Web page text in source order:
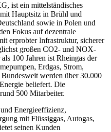
ist ein mittelständisches
Hauptsitz in Brühl und
sowie in Polen und
Fokus auf dezentrale
erprobter Infrastruktur, sicherer
großen CO2- und NOX-
100 Jahren ist Rheingas der
Erdgas, Strom,
werden über 30.000
beliefert. Die
500 Mitarbeiter.
Energieeffizienz,
mit Flüssiggas, Autogas,
seinen Kunden